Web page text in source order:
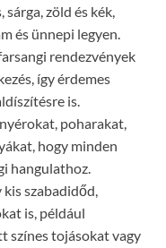
zöld és kék,
és ünnepi legyen.
rendezvények
így érdemes
is.
poharakat,
hogy minden
hangulathoz.
kis szabadidőd,
is, például
színes tojásokat vagy